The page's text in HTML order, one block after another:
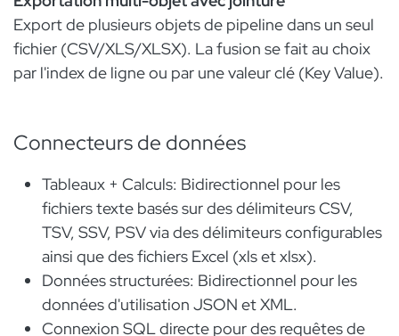
Export de plusieurs objets de pipeline dans un seul
fichier (CSV/XLS/XLSX). La fusion se fait au choix
par l'index de ligne ou par une valeur clé (Key Value).
Connecteurs de données
Tableaux + Calculs: Bidirectionnel pour les
fichiers texte basés sur des délimiteurs CSV,
TSV, SSV, PSV via des délimiteurs configurables
ainsi que des fichiers Excel (xls et xlsx).
Données structurées: Bidirectionnel pour les
données d'utilisation JSON et XML.
Connexion SQL directe pour des requêtes de